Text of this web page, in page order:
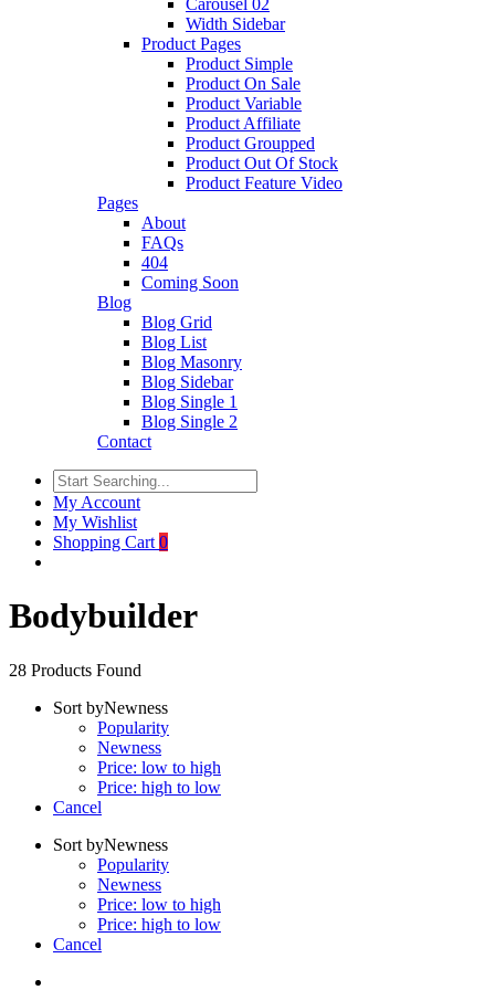
Carousel 02
Width Sidebar
Product Pages
Product Simple
Product On Sale
Product Variable
Product Affiliate
Product Groupped
Product Out Of Stock
Product Feature Video
Pages
About
FAQs
404
Coming Soon
Blog
Blog Grid
Blog List
Blog Masonry
Blog Sidebar
Blog Single 1
Blog Single 2
Contact
My Account
My Wishlist
Shopping Cart 0
Bodybuilder
28 Products Found
Sort byNewness
Popularity
Newness
Price: low to high
Price: high to low
Cancel
Sort byNewness
Popularity
Newness
Price: low to high
Price: high to low
Cancel